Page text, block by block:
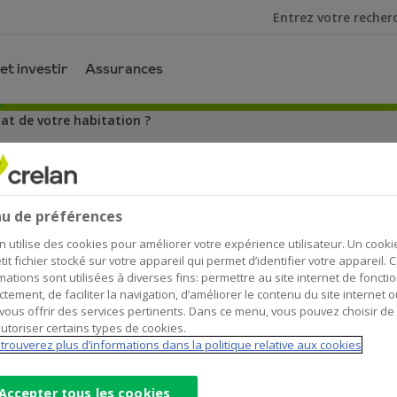
Je cherche
investir Assurances
de votre habitation ?
de votre habitation ?
à l’idée d’acheter votre nid ? N’oubliez
de tous les frais. Pensez à
fixes, d’autres dépendent du prix d’achat.
de préférences
utilise des cookies pour améliorer votre expérience utilisateur. Un
fichier stocké sur votre appareil qui permet d’identifier votre appareil.
sont utilisées à diverses fins: permettre au site internet de
de faciliter la navigation, d’améliorer le contenu du site internet
offrir des services pertinents. Dans ce menu, vous pouvez choisir de
certains types de cookies.
plus d’informations dans la politique relative aux cookies
tous les cookies